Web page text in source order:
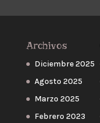
Archivos
Diciembre 2025
Agosto 2025
Marzo 2025
Febrero 2023